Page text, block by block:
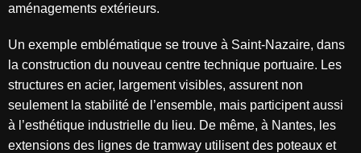
aménagements extérieurs.
Un exemple emblématique se trouve à Saint-Nazaire, dans
la construction du nouveau centre technique portuaire. Les
structures en acier, largement visibles, assurent non
seulement la stabilité de l’ensemble, mais participent aussi
à l’esthétique industrielle du lieu. De même, à Nantes, les
extensions des lignes de tramway utilisent des poteaux et